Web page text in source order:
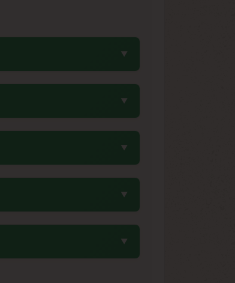
une floraison accélérée de 7-
traditionnelles. Cette
déshydratants et étiquetez
américaine. Cette sélection